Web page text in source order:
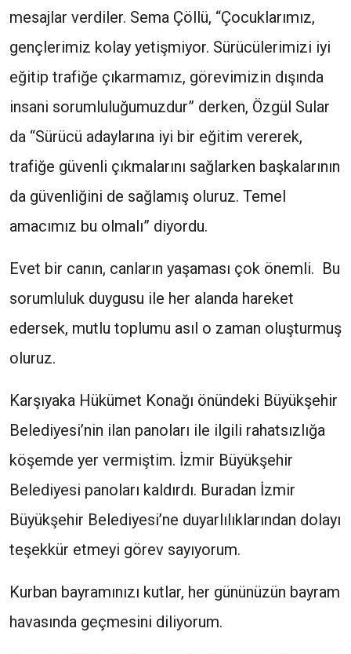
mesajlar verdiler. Sema Çöllü, “Çocuklarımız,
gençlerimiz kolay yetişmiyor. Sürücülerimizi iyi
eğitip trafiğe çıkarmamız, görevimizin dışında
insani sorumluluğumuzdur” derken, Özgül Sular
da “Sürücü adaylarına iyi bir eğitim vererek,
trafiğe güvenli çıkmalarını sağlarken başkalarının
da güvenliğini de sağlamış oluruz. Temel
amacımız bu olmalı” diyordu.
Evet bir canın, canların yaşaması çok önemli. Bu
sorumluluk duygusu ile her alanda hareket
edersek, mutlu toplumu asıl o zaman oluşturmuş
oluruz.
Karşıyaka Hükümet Konağı önündeki Büyükşehir
Belediyesi’nin ilan panoları ile ilgili rahatsızlığa
köşemde yer vermiştim. İzmir Büyükşehir
Belediyesi panoları kaldırdı. Buradan İzmir
Büyükşehir Belediyesi’ne duyarlılıklarından dolayı
teşekkür etmeyi görev sayıyorum.
Kurban bayramınızı kutlar, her gününüzün bayram
havasında geçmesini diliyorum.